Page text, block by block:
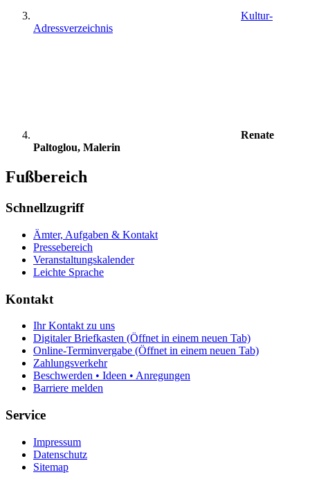
Kultur-
Adressverzeichnis
Renate
Paltoglou, Malerin
Fußbereich
Schnellzugriff
Ämter, Aufgaben & Kontakt
Pressebereich
Veranstaltungskalender
Leichte Sprache
Kontakt
Ihr Kontakt zu uns
Digitaler Briefkasten (Öffnet in einem neuen Tab)
Online-Terminvergabe (Öffnet in einem neuen Tab)
Zahlungsverkehr
Beschwerden • Ideen • Anregungen
Barriere melden
Service
Impressum
Datenschutz
Sitemap